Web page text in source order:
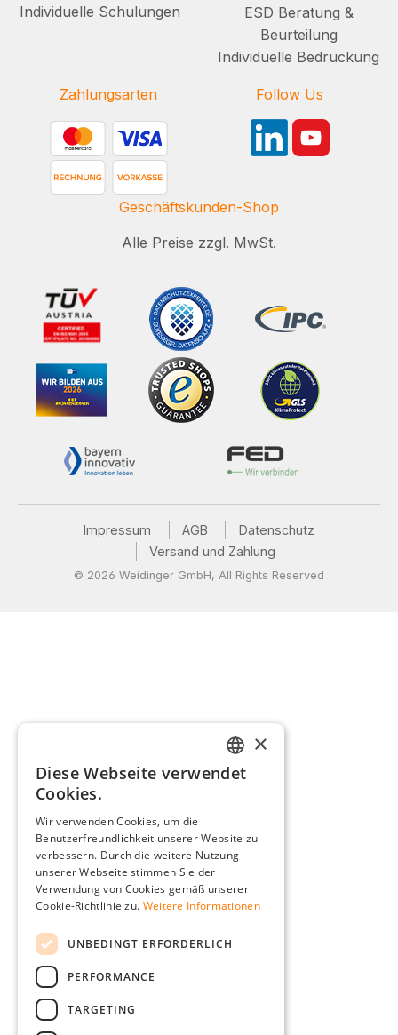
Individuelle Schulungen
ESD Beratung &
Beurteilung
Individuelle Bedruckung
Zahlungsarten Follow Us
Geschäftskunden-Shop
Alle Preise zzgl. MwSt.
Impressum AGB
Datenschutz
Versand und Zahlung
© 2026 Weidinger GmbH, All Rights Reserved
GERMAN
FRENCH
DUTCH
×
Diese Webseite verwendet
Cookies.
Wir verwenden Cookies, um die
Benutzerfreundlichkeit unserer Website zu
verbessern. Durch die weitere Nutzung
unserer Webseite stimmen Sie der
Verwendung von Cookies gemäß unserer
Cookie-Richtlinie zu. Weitere Informationen
UNBEDINGT ERFORDERLICH
PERFORMANCE
TARGETING